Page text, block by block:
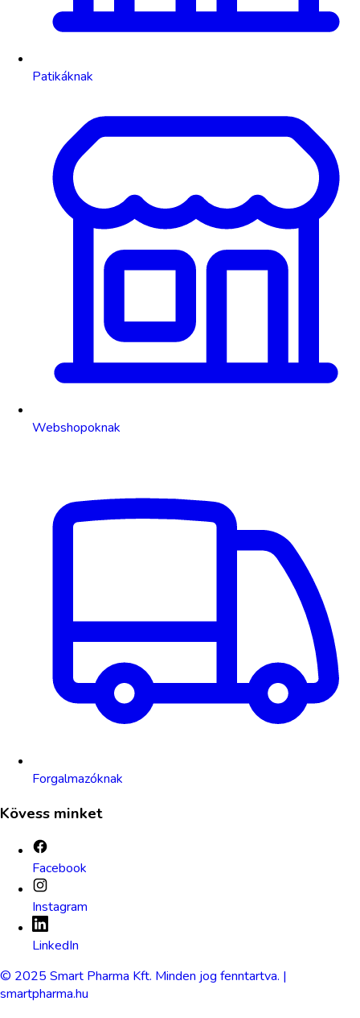
Patikáknak
Webshopoknak
Forgalmazóknak
Kövess minket
Facebook
Instagram
LinkedIn
© 2025 Smart Pharma Kft. Minden jog fenntartva. |
smartpharma.hu